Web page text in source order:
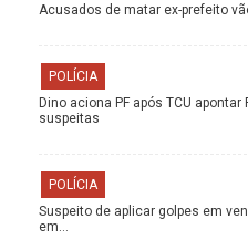
Acusados de matar ex-prefeito
POLÍCIA
Dino aciona PF após TCU
suspeitas
POLÍCIA
Suspeito de aplicar golpes em
em…